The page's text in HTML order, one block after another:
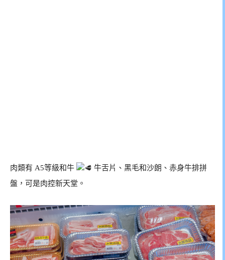
肉類有 A5等級和牛
牛舌片、黑毛和沙朗、赤身牛排拼
盤，可是肉控新天堂。